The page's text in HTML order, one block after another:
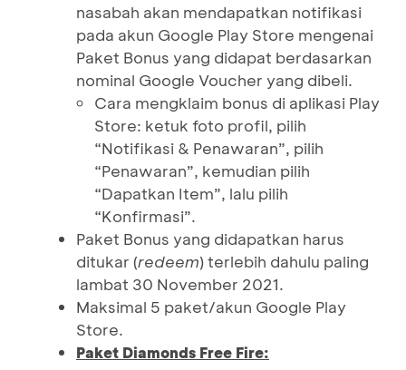
nasabah akan mendapatkan notifikasi
pada akun Google Play Store mengenai
Paket Bonus yang didapat berdasarkan
nominal Google Voucher yang dibeli.
Cara mengklaim bonus di aplikasi Play
Store: ketuk foto profil, pilih
“Notifikasi & Penawaran”, pilih
“Penawaran”, kemudian pilih
“Dapatkan Item”, lalu pilih
“Konfirmasi”.
Paket Bonus yang didapatkan harus
ditukar (redeem) terlebih dahulu paling
lambat 30 November 2021.
Maksimal 5 paket/akun Google Play
Store.
Paket Diamonds Free Fire: